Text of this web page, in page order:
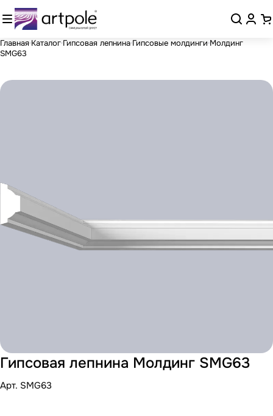
Главная Каталог Гипсовая лепнина Гипсовые молдинги Молдинг
SMG63
Гипсовая лепнина Молдинг SMG63
Арт. SMG63